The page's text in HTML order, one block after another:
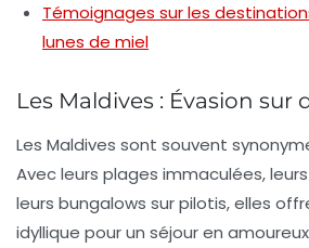
Témoignages sur les
lunes de miel
Les Maldives : Évasion sur
Les Maldives sont souvent
Avec leurs plages immaculées,
leurs bungalows sur pilotis, elles
idyllique pour un séjour en